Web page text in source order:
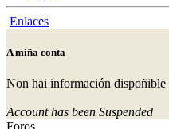
Enlaces
A miña conta
Non hai información dispoñible
Account has been Suspended